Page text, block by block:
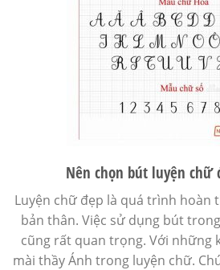
Nên chọn bút luyện chữ
Luyện chữ đẹp là quá trình hoàn
bản thân. Việc sử dụng bút
cũng rất quan trọng. Với những
mài thầy Ánh trong luyện chữ.